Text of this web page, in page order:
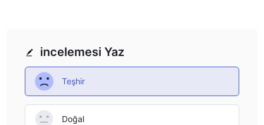
incelemesi Yaz
Teşhir
Doğal